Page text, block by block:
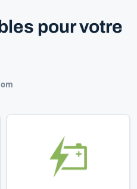
pour votre